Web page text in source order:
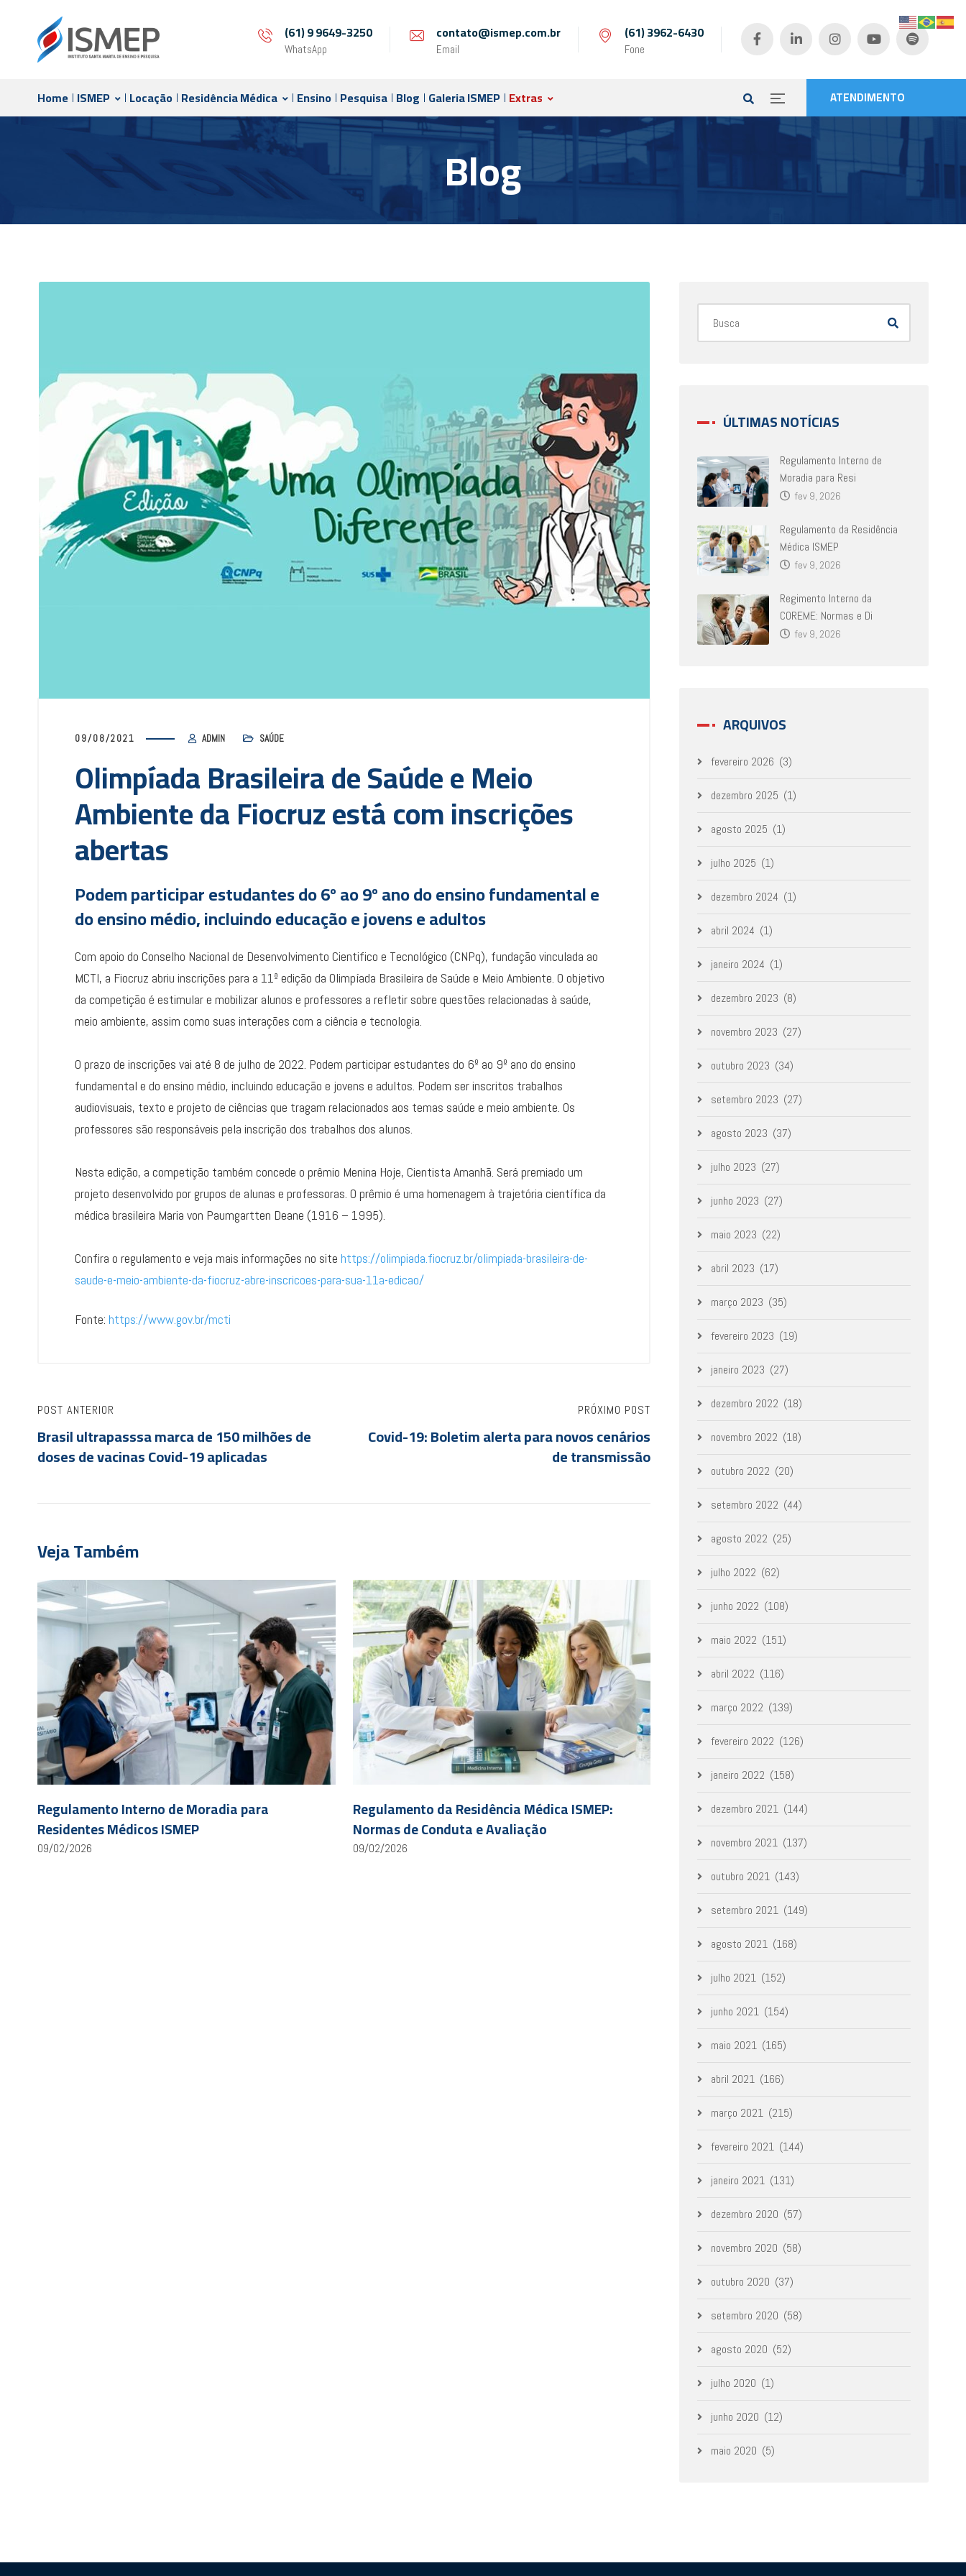
(61) 9 9649-3250
WhatsApp
contato@ismep.com.br
Email
(61) 3962-6430
Fone
ATENDIMENTO
Home ISMEP Locação Residência Médica Ensino Pesquisa Blog Galeria ISMEP Extras
Blog
09/08/2021 ADMIN SAÚDE
Olimpíada Brasileira de Saúde e Meio
Ambiente da Fiocruz está com inscrições
abertas
Podem participar estudantes do 6º ao 9º ano do ensino fundamental e
do ensino médio, incluindo educação e jovens e adultos
Com apoio do Conselho Nacional de Desenvolvimento Cientifico e Tecnológico (CNPq), fundação vinculada ao
MCTI, a Fiocruz abriu inscrições para a 11ª edição da Olimpíada Brasileira de Saúde e Meio Ambiente. O objetivo
da competição é estimular e mobilizar alunos e professores a refletir sobre questões relacionadas à saúde,
meio ambiente, assim como suas interações com a ciência e tecnologia.
O prazo de inscrições vai até 8 de julho de 2022. Podem participar estudantes do 6º ao 9º ano do ensino
fundamental e do ensino médio, incluindo educação e jovens e adultos. Podem ser inscritos trabalhos
audiovisuais, texto e projeto de ciências que tragam relacionados aos temas saúde e meio ambiente. Os
professores são responsáveis pela inscrição dos trabalhos dos alunos.
Nesta edição, a competição também concede o prêmio Menina Hoje, Cientista Amanhã. Será premiado um
projeto desenvolvido por grupos de alunas e professoras. O prêmio é uma homenagem à trajetória científica da
médica brasileira Maria von Paumgartten Deane (1916 – 1995).
Confira o regulamento e veja mais informações no site https://olimpiada.fiocruz.br/olimpiada-brasileira-de-
saude-e-meio-ambiente-da-fiocruz-abre-inscricoes-para-sua-11a-edicao/
Fonte: https://www.gov.br/mcti
POST ANTERIOR
Brasil ultrapasssa marca de 150 milhões de
doses de vacinas Covid-19 aplicadas
PRÓXIMO POST
Covid-19: Boletim alerta para novos cenários
de transmissão
Veja Também
Regulamento Interno de Moradia para
Residentes Médicos ISMEP
09/02/2026
Regulamento da Residência Médica ISMEP:
Normas de Conduta e Avaliação
09/02/2026
ÚLTIMAS NOTÍCIAS
Regulamento Interno de
Moradia para Resi
fev 9, 2026
Regulamento da Residência
Médica ISMEP
fev 9, 2026
Regimento Interno da
COREME: Normas e Di
fev 9, 2026
ARQUIVOS
fevereiro 2026 (3)
dezembro 2025 (1)
agosto 2025 (1)
julho 2025 (1)
dezembro 2024 (1)
abril 2024 (1)
janeiro 2024 (1)
dezembro 2023 (8)
novembro 2023 (27)
outubro 2023 (34)
setembro 2023 (27)
agosto 2023 (37)
julho 2023 (27)
junho 2023 (27)
maio 2023 (22)
abril 2023 (17)
março 2023 (35)
fevereiro 2023 (19)
janeiro 2023 (27)
dezembro 2022 (18)
novembro 2022 (18)
outubro 2022 (20)
setembro 2022 (44)
agosto 2022 (25)
julho 2022 (62)
junho 2022 (108)
maio 2022 (151)
abril 2022 (116)
março 2022 (139)
fevereiro 2022 (126)
janeiro 2022 (158)
dezembro 2021 (144)
novembro 2021 (137)
outubro 2021 (143)
setembro 2021 (149)
agosto 2021 (168)
julho 2021 (152)
junho 2021 (154)
maio 2021 (165)
abril 2021 (166)
março 2021 (215)
fevereiro 2021 (144)
janeiro 2021 (131)
dezembro 2020 (57)
novembro 2020 (58)
outubro 2020 (37)
setembro 2020 (58)
agosto 2020 (52)
julho 2020 (1)
junho 2020 (12)
maio 2020 (5)